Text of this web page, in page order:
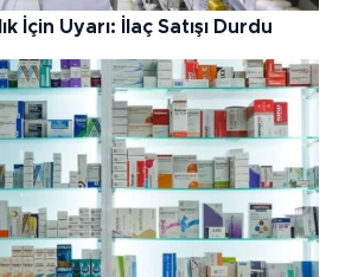
İçin Uyarı: İlaç Satışı Durdu